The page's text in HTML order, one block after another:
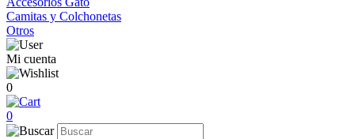
Camitas y Colchonetas
Otros
Mi cuenta
0
0